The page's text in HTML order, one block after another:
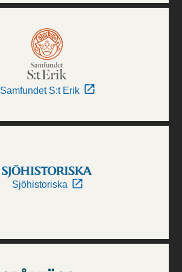
Samfundet S:t Erik
Sjöhistoriska